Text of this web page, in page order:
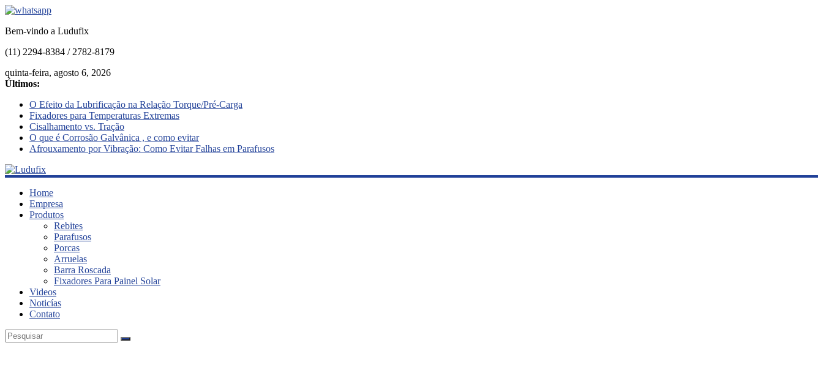
Bem-vindo a Ludufix
(11) 2294-8384 / 2782-8179
quinta-feira, agosto 6, 2026
Últimos:
O Efeito da Lubrificação na Relação Torque/Pré-Carga
Fixadores para Temperaturas Extremas
Cisalhamento vs. Tração
O que é Corrosão Galvânica , e como evitar
Afrouxamento por Vibração: Como Evitar Falhas em Parafusos
Ludufix
Fixadores
Home
Empresa
Produtos
Rebites
Parafusos
Porcas
Arruelas
Barra Roscada
Fixadores Para Painel Solar
Videos
Noticías
Contato